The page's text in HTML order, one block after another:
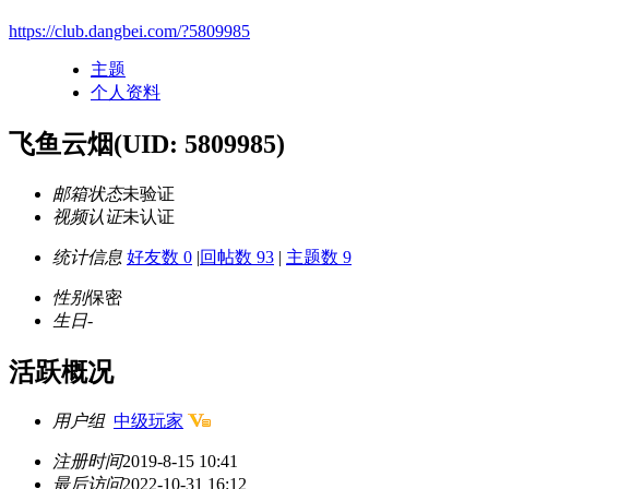
https://club.dangbei.com/?5809985
主题
个人资料
飞鱼云烟(UID: 5809985)
邮箱状态未验证
视频认证未认证
统计信息 好友数 0 |回帖数 93 | 主题数 9
性别保密
生日-
活跃概况
用户组 中级玩家
注册时间2019-8-15 10:41
最后访问2022-10-31 16:12